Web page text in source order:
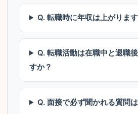
Q. 転職時に年収は上がりま
Q. 転職活動は在職中と退職
すか？
Q. 面接で必ず聞かれる質問